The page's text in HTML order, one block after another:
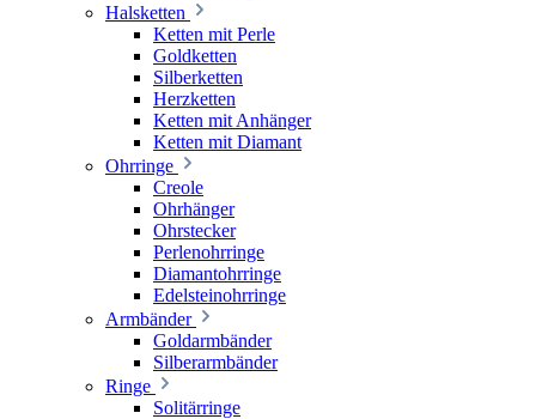
Halsketten
Ketten mit Perle
Goldketten
Silberketten
Herzketten
Ketten mit Anhänger
Ketten mit Diamant
Ohrringe
Creole
Ohrhänger
Ohrstecker
Perlenohrringe
Diamantohrringe
Edelsteinohrringe
Armbänder
Goldarmbänder
Silberarmbänder
Ringe
Solitärringe